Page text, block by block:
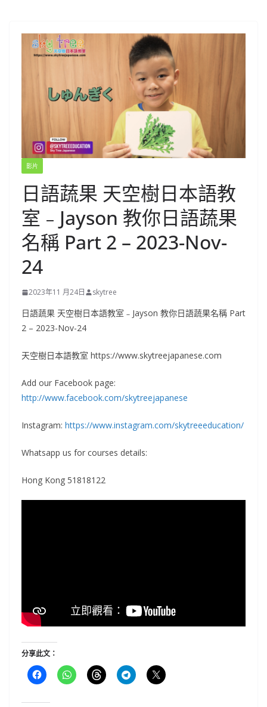
影片
日語蔬果 天空樹日本語教
室﹣Jayson 教你日語蔬果
名稱 Part 2 – 2023-Nov-
24
2023年11 月24日 skytree
日語蔬果 天空樹日本語教室﹣Jayson 教你日語蔬果名稱 Part
2 – 2023-Nov-24
天空樹日本語教室 https://www.skytreejapanese.com
Add our Facebook page:
http://www.facebook.com/skytreejapanese
Instagram: https://www.instagram.com/skytreeeducation/
Whatsapp us for courses details:
Hong Kong 51818122
分享此文：